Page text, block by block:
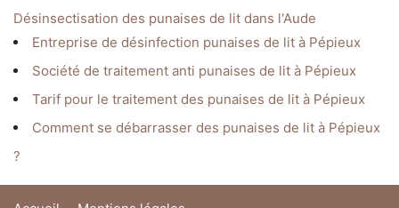
Désinsectisation des punaises de lit dans l'Aude
Entreprise de désinfection punaises de lit à Pépieux
Société de traitement anti punaises de lit à Pépieux
Tarif pour le traitement des punaises de lit à Pépieux
Comment se débarrasser des punaises de lit à Pépieux
?